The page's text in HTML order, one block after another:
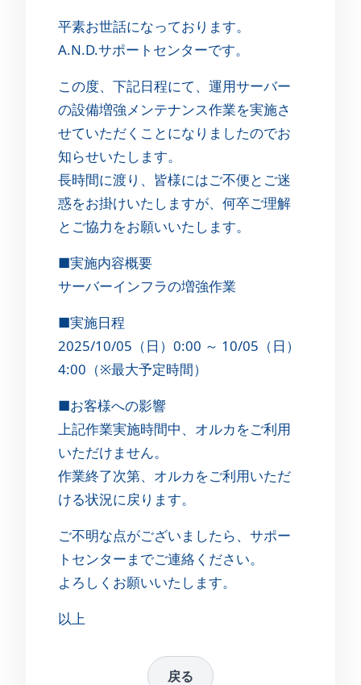
平素お世話になっております。
A.N.D.サポートセンターです。
この度、下記日程にて、運用サーバー
の設備増強メンテナンス作業を実施さ
せていただくことになりましたのでお
知らせいたします。
長時間に渡り、皆様にはご不便とご迷
惑をお掛けいたしますが、何卒ご理解
とご協力をお願いいたします。
■実施内容概要
サーバーインフラの増強作業
■実施日程
2025/10/05（日）0:00 ～ 10/05（日）
4:00（※最大予定時間）
■お客様への影響
上記作業実施時間中、オルカをご利用
いただけません。
作業終了次第、オルカをご利用いただ
ける状況に戻ります。
ご不明な点がございましたら、サポー
トセンターまでご連絡ください。
よろしくお願いいたします。
以上
戻る